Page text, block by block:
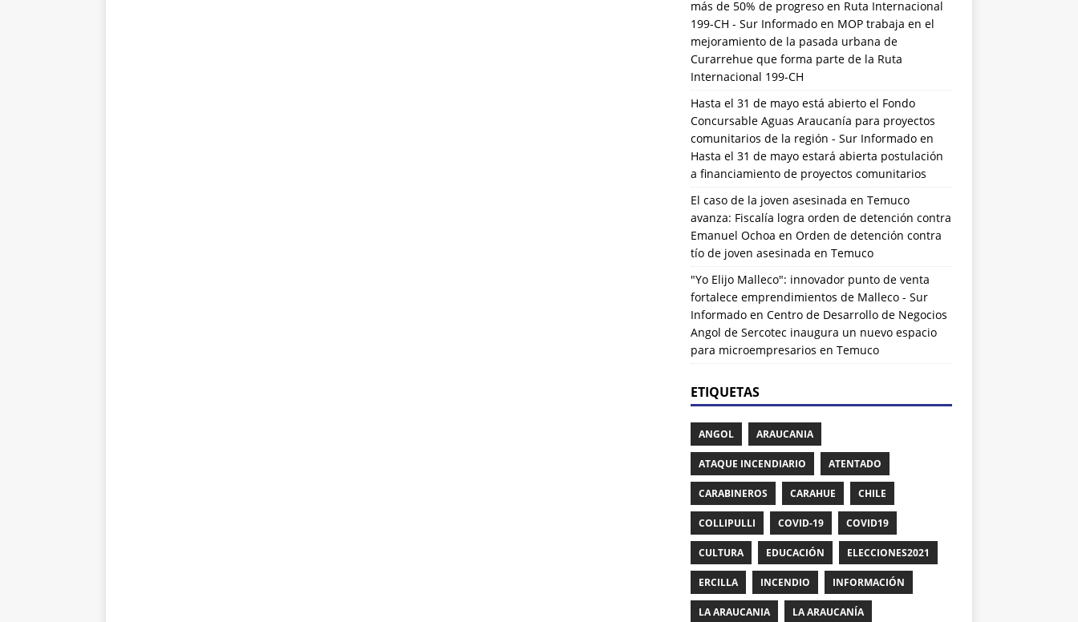
más de 50% de progreso en Ruta Internacional
199-CH - Sur Informadoen MOP trabaja en el
mejoramiento de la pasada urbana de
Curarrehue que forma parte de la Ruta
Internacional 199-CH
Hasta el 31 de mayo está abierto el Fondo
Concursable Aguas Araucanía para proyectos
comunitarios de la región - Sur Informadoen
Hasta el 31 de mayo estará abierta postulación
a financiamiento de proyectos comunitarios
El caso de la joven asesinada en Temuco
avanza: Fiscalía logra orden de detención contra
Emanuel Ochoa en Orden de detención contra
tío de joven asesinada en Temuco
"Yo Elijo Malleco": innovador punto de venta
fortalece emprendimientos de Malleco - Sur
Informadoen Centro de Desarrollo de Negocios
Angol de Sercotec inaugura un nuevo espacio
para microempresarios en Temuco
ETIQUETAS
ANGOL ARAUCANIA
ATAQUE INCENDIARIO ATENTADO
CARABINEROS CARAHUE CHILE
COLLIPULLI COVID-19 COVID19
CULTURA EDUCACIÓN ELECCIONES2021
ERCILLA INCENDIO INFORMACIÓN
LA ARAUCANIA LA ARAUCANÍA